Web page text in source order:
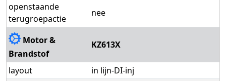
openstaande
terugroepactie
nee
Motor &
Brandstof
KZ613X
layout
in lijn-DI-inj